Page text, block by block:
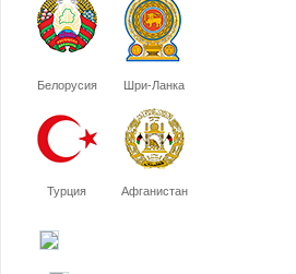
Белорусия Шри-Ланка
Турция Афганистан